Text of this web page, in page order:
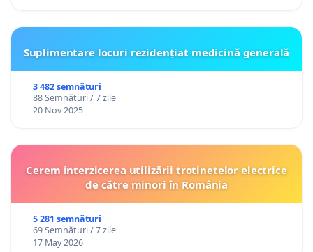
Suplimentare locuri rezidențiat medicină generală
3 482 semnături
88 Semnături / 7 zile
20 Nov 2025
Cerem interzicerea utilizării trotinetelor electrice
de către minori în România
5 281 semnături
69 Semnături / 7 zile
17 May 2026